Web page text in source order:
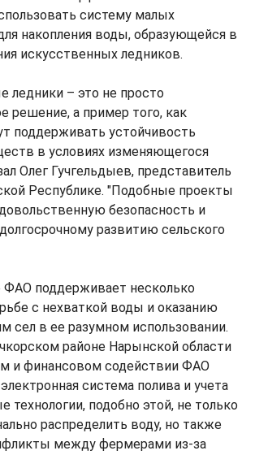
систему малых
накопления воды, образующейся в
искусственных ледников.
ледники – это не просто
решение, а пример того, как
поддерживать устойчивость
в условиях изменяющегося
Олег Гучгельдыев, представитель
Республике. "Подобные проекты
безопасность и
развитию сельского
поддерживает несколько
с нехваткой воды и оказанию
сел в ее разумном использовании.
районе Нарынской области
и финансовом содействии ФАО
система полива и учета
подобно этой, не только
распределить воду, но также
между фермерами из-за